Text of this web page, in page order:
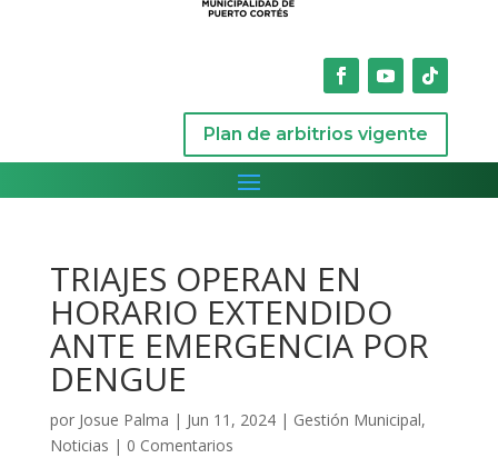
Plan de arbitrios vigente
TRIAJES OPERAN EN
HORARIO EXTENDIDO
ANTE EMERGENCIA POR
DENGUE
por Josue Palma | Jun 11, 2024| Gestión Municipal,
Noticias | 0 Comentarios